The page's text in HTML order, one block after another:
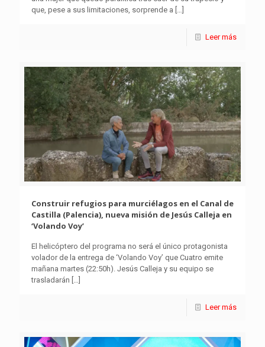
que, pese a sus limitaciones, sorprende a […]
Leer más
Construir refugios para murciélagos en el Canal de
Castilla (Palencia), nueva misión de Jesús Calleja en
‘Volando Voy’
El helicóptero del programa no será el único protagonista
volador de la entrega de ‘Volando Voy’ que Cuatro emite
mañana martes (22:50h). Jesús Calleja y su equipo se
trasladarán […]
Leer más